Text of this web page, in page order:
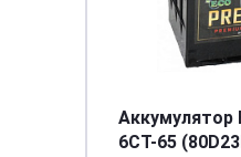
Аккумулятор
6СТ-65 (80D23L)